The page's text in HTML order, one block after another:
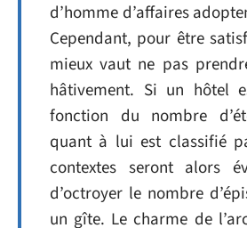
d’homme d’affaires
Cependant, pour être
mieux vaut ne pas
hâtivement. Si un hôtel
fonction du nombre
quant à lui est classifié
contextes seront alors
d’octroyer le nombre
un gîte. Le charme de